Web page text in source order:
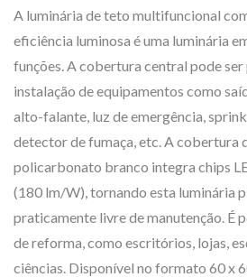
A luminária de teto multifuncional
eficiência luminosa é uma luminária
funções. A cobertura central pode
instalação de equipamentos como
alto-falante, luz de emergência,
detector de fumaça, etc. A cobertura
policarbonato branco integra chips
(180 lm/W), tornando esta luminária
praticamente livre de manutenção. É
de reforma, como escritórios, lojas,
ciências. Disponível no formato 60 x